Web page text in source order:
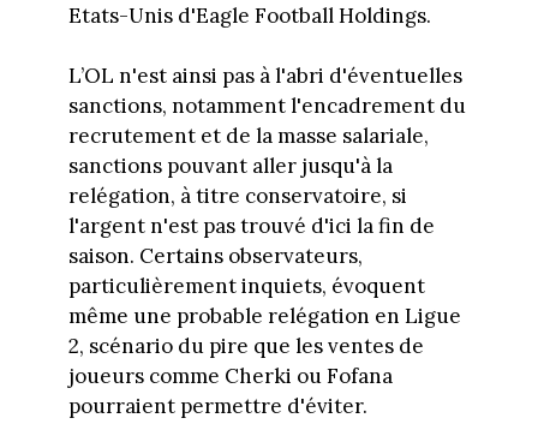
Etats-Unis d'Eagle Football Holdings.
L’OL n'est ainsi pas à l'abri d'éventuelles
sanctions, notamment l'encadrement du
recrutement et de la masse salariale,
sanctions pouvant aller jusqu'à la
relégation, à titre conservatoire, si
l'argent n'est pas trouvé d'ici la fin de
saison. Certains observateurs,
particulièrement inquiets, évoquent
même une probable relégation en Ligue
2, scénario du pire que les ventes de
joueurs comme Cherki ou Fofana
pourraient permettre d'éviter.